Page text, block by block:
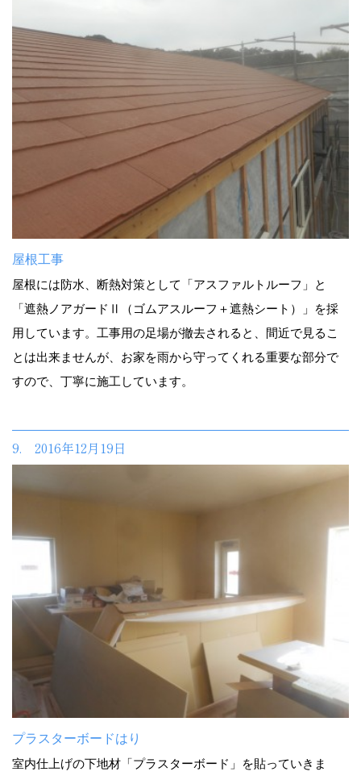
屋根工事
屋根には防水、断熱対策として「アスファルトルーフ」と
「遮熱ノアガードⅡ（ゴムアスルーフ＋遮熱シート）」を採
用しています。工事用の足場が撤去されると、間近で見るこ
とは出来ませんが、お家を雨から守ってくれる重要な部分で
すので、丁寧に施工しています。
9. 2016年12月19日
プラスターボードはり
室内仕上げの下地材「プラスターボード」を貼っていきま